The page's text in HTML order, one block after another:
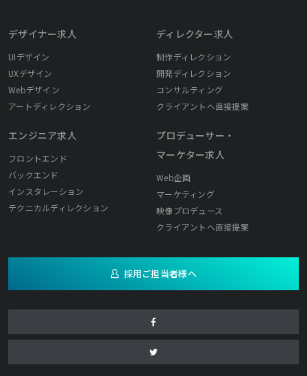
デザイナー求人
UIデザイン
UXデザイン
Webデザイン
アートディレクション
エンジニア求人
フロントエンド
バックエンド
インスタレーション
テクニカルディレクション
ディレクター求人
制作ディレクション
開発ディレクション
コンサルティング
クライアントへ直接提案
プロデューサー・
マーケター求人
Web企画
マーケティング
映像プロデュース
クライアントへ直接提案
採用ご担当者様へ